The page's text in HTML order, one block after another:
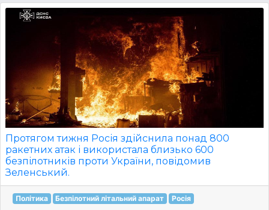
Протягом тижня Росія здійснила понад 800
ракетних атак і використала близько 600
безпілотників проти України, повідомив
Зеленський.
Політика Безпілотний літальний апарат Росія